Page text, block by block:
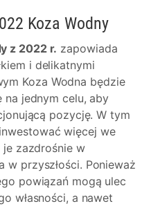
Koza Wodny
z 2022 r. zapowiada
i delikatnymi
Koza Wodna będzie
na jednym celu, aby
pozycję. W tym
więcej we
je zazdrośnie w
w przyszłości. Ponieważ
powiązań mogą ulec
własności, a nawet